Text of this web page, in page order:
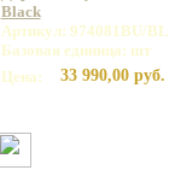
Black
Артикул: 974081BU/BL
Базовая единица: шт
Цена:
33 990,00 руб.